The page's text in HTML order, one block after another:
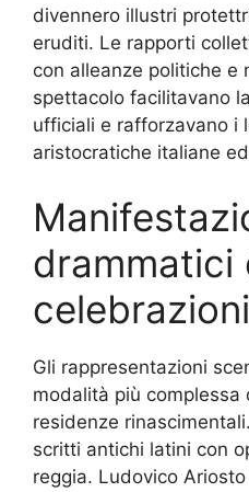
divennero illustri
eruditi. Le rapporti
con alleanze politiche e
spettacolo facilitavano
ufficiali e rafforzavano i
aristocratiche italiane
drammatici
Gli rappresentazioni
modalità più complessa
residenze
scritti antichi latini con
reggia. Ludovico